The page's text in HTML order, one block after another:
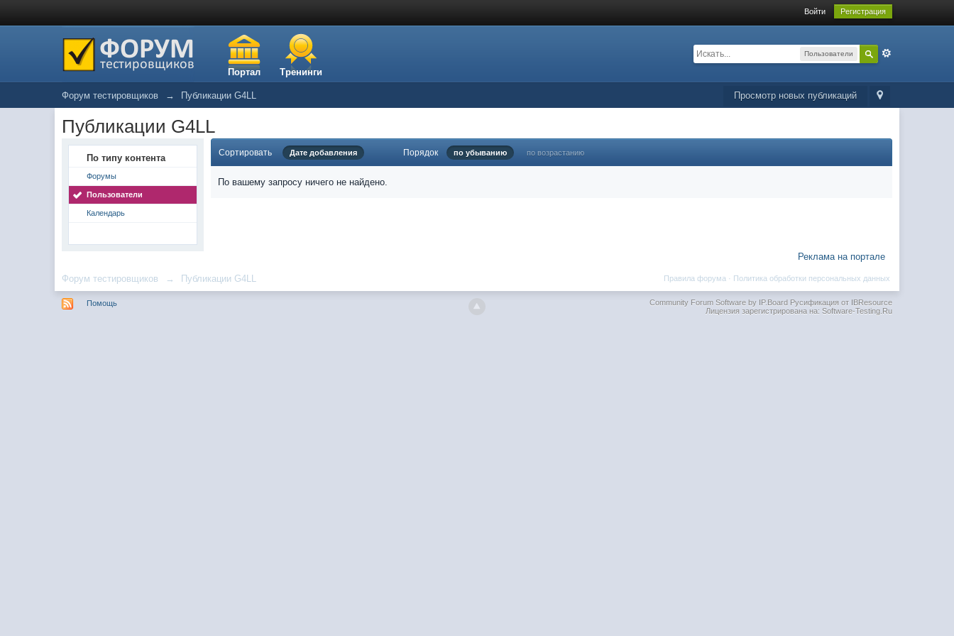
Войти Регистрация
Портал Тренинги
Пользователи
Просмотр новых публикаций
Форум тестировщиков → Публикации G4LL
Публикации G4LL
По типу контента
Форумы
Пользователи
Календарь
Сортировать Дате добавления Порядок по убыванию по возрастанию
По вашему запросу ничего не найдено.
Реклама на портале
Форум тестировщиков → Публикации G4LL Политика обработки персональных данных
Правила форума ·
Помощь Community Forum Software by IP.BoardРусификация от IBResource
Лицензия зарегистрирована на: Software-Testing.Ru